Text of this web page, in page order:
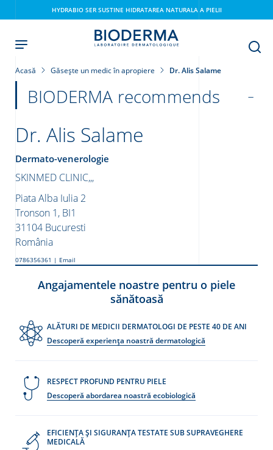
HYDRABIO SER SUSTINE HIDRATAREA NATURALA A PIELII
Acasă Găsește un medic în apropiere Dr. Alis Salame
BIODERMA recommends
Dr. Alis Salame
Dermato-venerologie
SKINMED CLINIC,,,
Piata Alba Iulia 2
Tronson 1, BI1
31104 Bucuresti
România
0786356361 | Email
Angajamentele noastre pentru o piele
sănătoasă
ALĂTURI DE MEDICII DERMATOLOGI DE PESTE 40 DE ANI
Descoperă experiența noastră dermatologică
RESPECT PROFUND PENTRU PIELE
Descoperă abordarea noastră ecobiologică
EFICIENȚA ȘI SIGURANȚA TESTATE SUB SUPRAVEGHERE
MEDICALĂ